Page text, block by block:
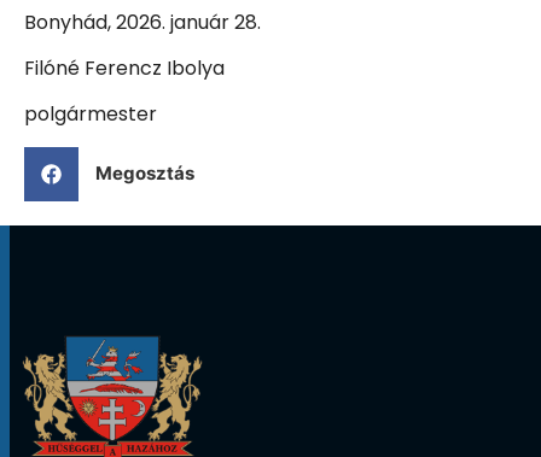
Bonyhád, 2026. január 28.
Filóné Ferencz Ibolya
polgármester
Megosztás